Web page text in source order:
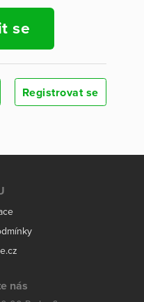
se
Registrovat se
nás